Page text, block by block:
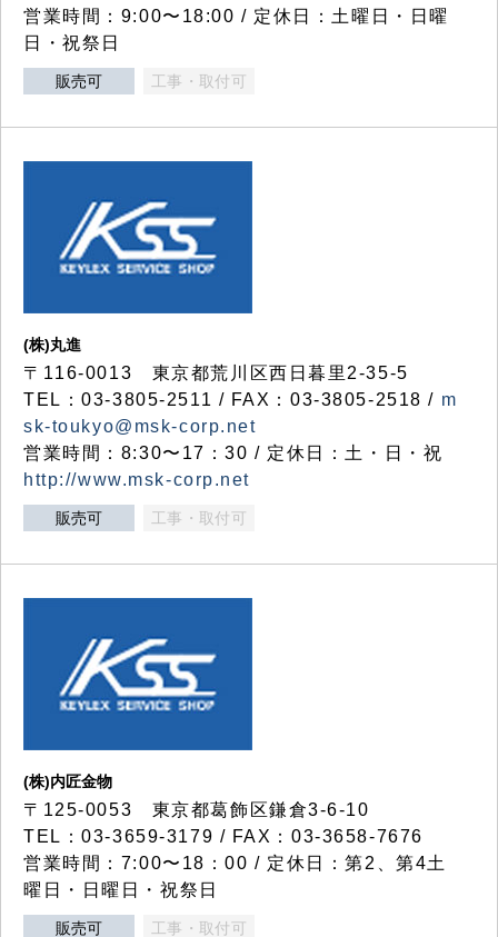
営業時間：9:00〜18:00 / 定休日：土曜日・日曜
日・祝祭日
販売可 工事・取付可
(株)丸進
〒116-0013 東京都荒川区西日暮里2-35-5
TEL：03-3805-2511 / FAX：03-3805-2518 / m
sk-toukyo@msk-corp.net
営業時間：8:30〜17：30 / 定休日：土・日・祝
http://www.msk-corp.net
販売可 工事・取付可
(株)内匠金物
〒125-0053 東京都葛飾区鎌倉3-6-10
TEL：03-3659-3179 / FAX：03-3658-7676
営業時間：7:00〜18：00 / 定休日：第2、第4土
曜日・日曜日・祝祭日
販売可 工事・取付可